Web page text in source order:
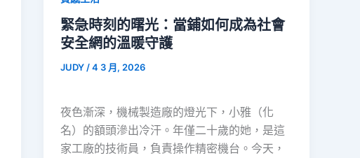
緊急時刻的曙光：當鋪如何成為社會
安全網的溫暖守護
JUDY /4 3 月, 2026
夜色漸深，機械製造廠的燈光下，小雅（化
名）的額頭滲出冷汗。年僅二十歲的她，是這
家工廠的技術員，負責操作精密機台。今天，